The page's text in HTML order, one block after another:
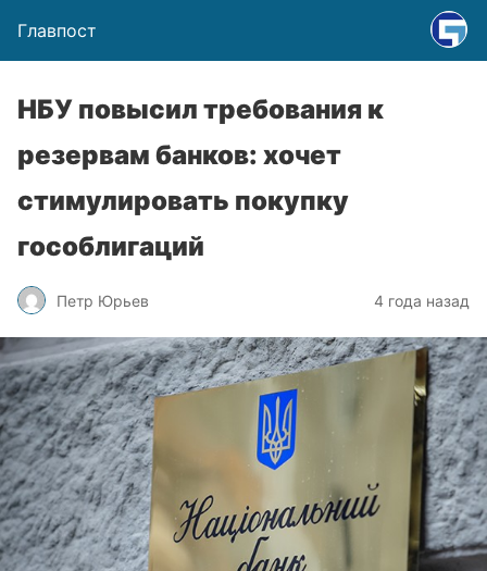
Главпост
НБУ повысил требования к
резервам банков: хочет
стимулировать покупку
гособлигаций
Петр Юрьев 4 года назад